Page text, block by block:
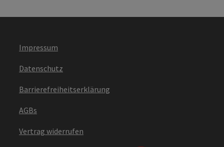
Impressum
Datenschutz
Barrierefreiheitserklärung
AGBs
Vertrag widerrufen